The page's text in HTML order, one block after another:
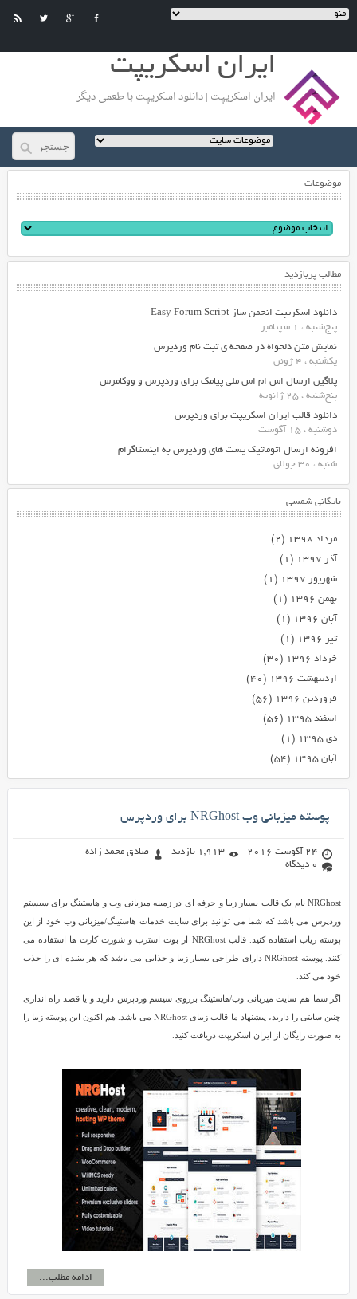
ایران اسکریپت
ایران اسکریپت | دانلود اسکریپت با طعمی دیگر
موضوعات
مطالب پربازدید
دانلود اسکریپت انجمن ساز Easy Forum Script
پنج‌شنبه ، 1 سپتامبر
نمایش متن دلخواه در صفحه ی ثبت نام وردپرس
یکشنبه ، 4 ژوئن
پلاگین ارسال اس ام اس ملی پیامک برای وردپرس و ووکامرس
پنج‌شنبه ، 25 ژانویه
دانلود قالب ایران اسکریپت برای وردپرس
دوشنبه ، 15 آگوست
افزونه ارسال اتوماتیک پست های وردپرس به اینستاگرام
شنبه ، 30 جولای
بایگانی شمسی
مرداد ۱۳۹۸
(۲)
آذر ۱۳۹۷
(۱)
شهریور ۱۳۹۷
(۱)
بهمن ۱۳۹۶
(۱)
آبان ۱۳۹۶
(۱)
تیر ۱۳۹۶
(۱)
خرداد ۱۳۹۶
(۳۰)
اردیبهشت ۱۳۹۶
(۴۰)
فروردین ۱۳۹۶
(۵۶)
اسفند ۱۳۹۵
(۵۶)
دی ۱۳۹۵
(۱)
آبان ۱۳۹۵
(۵۴)
پوسته میزبانی وب NRGhost برای وردپرس
24 آگوست 2016 1,913 بازدید
صادق محمد زاده
0 دیدگاه
NRGhost نام یک قالب بسیار زیبا و حرفه ای در زمینه میزبانی وب و هاستینگ برای سیستم
وردپرس می باشد که شما می توانید برای سایت خدمات هاستینگ/میزبانی وب خود از این
پوسته زیاب استفاده کنید. قالب NRGhost از بوت استرپ و شورت کارت ها استفاده می
کنند. پوسته NRGhost دارای طراحی بسیار زیبا و جذابی می باشد که هر بیننده ای را جذب
خود می کند.
اگر شما هم سایت میزبانی وب/هاستینگ برروی سیسم وردپرس دارید و یا قصد راه اندازی
چنین سایتی را دارید، پیشنهاد ما قالب زیبای NRGhost می باشد. هم اکنون این پوسته زیبا را
به صورت رایگان از ایران اسکریپت دریافت کنید.
ادامه مطلب...